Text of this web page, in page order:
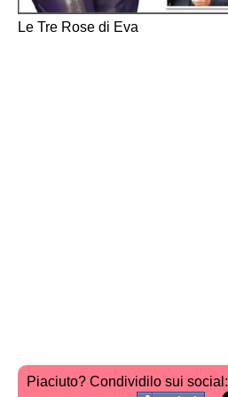
Le Tre Rose di Eva
Piaciuto? Condividilo sui social: